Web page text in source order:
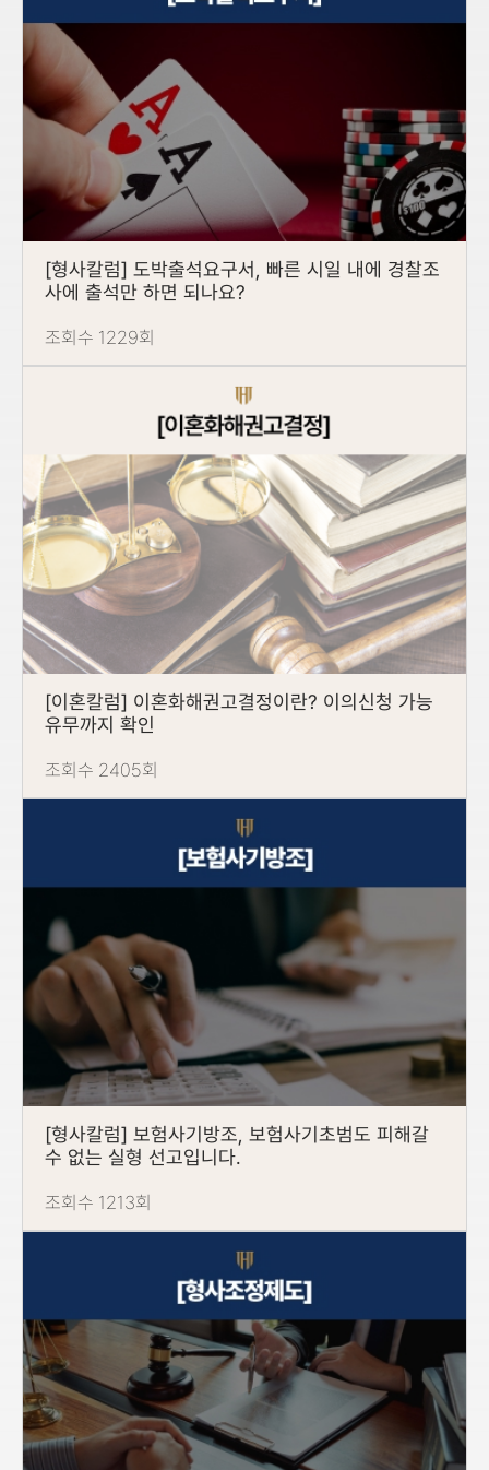
[형사칼럼] 도박출석요구서, 빠른 시일 내에 경찰조
사에 출석만 하면 되나요?
조회수 1229회
[이혼칼럼] 이혼화해권고결정이란? 이의신청 가능
유무까지 확인
조회수 2405회
[형사칼럼] 보험사기방조, 보험사기초범도 피해갈
수 없는 실형 선고입니다.
조회수 1213회